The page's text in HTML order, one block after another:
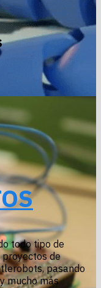
todo tipo de
de
pasando
mucho más